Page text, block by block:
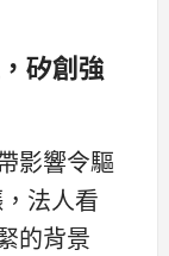
矽創強
影響令驅
法人看
的背景